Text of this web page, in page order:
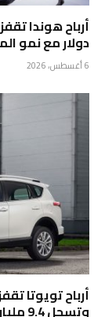
دولار مع نمو
6 أغسطس، 2026
وتسجل 9.4 مليار دولار